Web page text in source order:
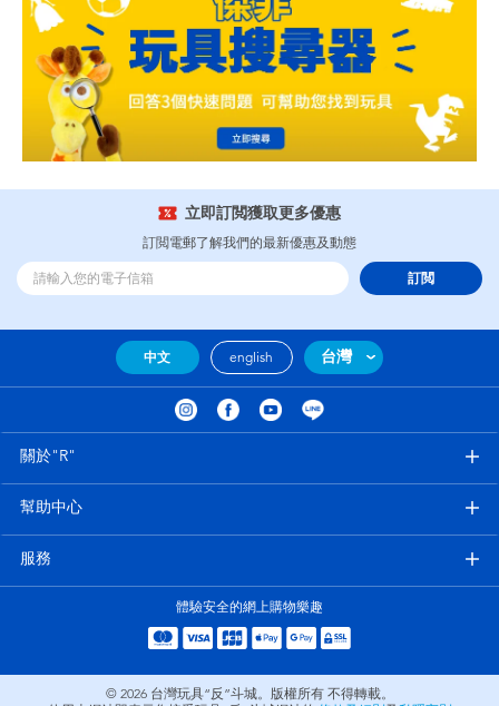
立即訂閲獲取更多優惠
訂閲電郵了解我們的最新優惠及動態
訂閲
中文 english 台灣
關於"R"
幫助中心
服務
體驗安全的網上購物樂趣
© 2026 台灣玩具“反”斗城。版權所有 不得轉載。